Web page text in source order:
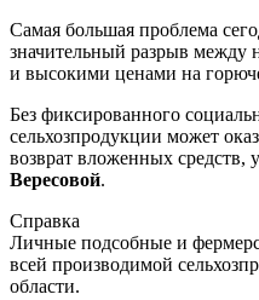
Самая большая проблема
значительный разрыв между
и высокими ценами на
Без фиксированного
сельхозпродукции может
возврат вложенных средств,
Вересовой.
Справка
Личные подсобные и
всей производимой
области.